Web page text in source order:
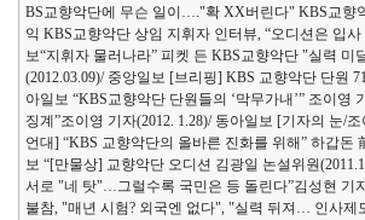
BS교향악단에 무슨 일이…."확 XX버린다" KBS교향
익 KBS교향악단 상임 지휘자 인터뷰, “오디션은 입
보“지휘자 물러나라” 피켓 든 KBS교향악단 "실력 미
(2012.03.09)/ 중앙일보 [브리핑] KBS 교향악단 단원
아일보 “KBS교향악단 단원들의 ‘막무가내’” 조이영
징계”조이영 기자(2012. 1.28)/ 동아일보 [기자의 눈/
언대] “KBS 교향악단의 올바른 진화를 위해” 하갑돈
보 “[만물상] 교향악단 오디션 김광일 논설위원
서로 "네 탓"…그럴수록 국민은 등 돌린다”김성현 기
불참, "매년 시험? 외국엔 없다", "실력 뒤져… 인사제